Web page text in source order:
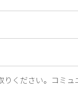
ください。コミュ